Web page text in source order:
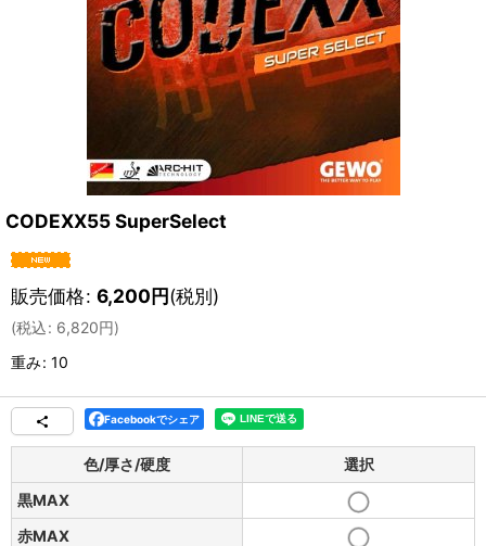
CODEXX55 SuperSelect
販売価格: 6,200円(税別)
(税込: 6,820円)
重み: 10
Facebookでシェア
色/厚さ/硬度
選択
黒MAX
赤MAX